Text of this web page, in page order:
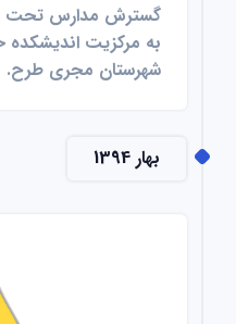
گسترش مدارس تحت
به مرکزیت
شهرستان مجری طرح.
بهار 1394